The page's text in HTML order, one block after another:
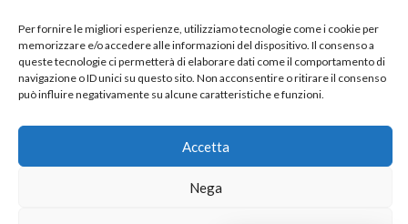
Per fornire le migliori esperienze, utilizziamo tecnologie come i cookie per
memorizzare e/o accedere alle informazioni del dispositivo. Il consenso a
queste tecnologie ci permetterà di elaborare dati come il comportamento di
navigazione o ID unici su questo sito. Non acconsentire o ritirare il consenso
può influire negativamente su alcune caratteristiche e funzioni.
Accetta
Nega
Phone Crash - riparazione iphone pisa smartphone computer
e gopro